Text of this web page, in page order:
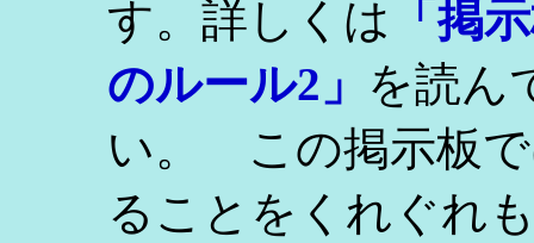
す。詳しくは
「掲
のルール2」 を読ん
い。 この掲示板で
ることをくれぐれ